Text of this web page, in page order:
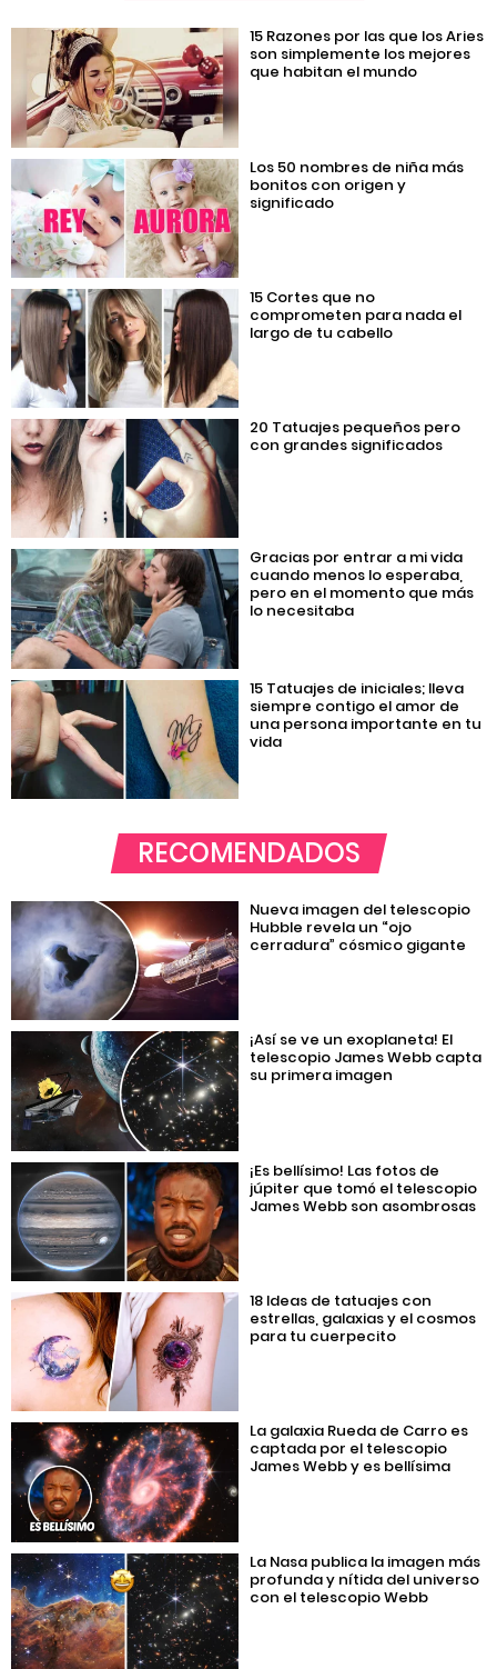
15 Razones por las que los Aries
son simplemente los mejores
que habitan el mundo
Los 50 nombres de niña más
bonitos con origen y
significado
15 Cortes que no
comprometen para nada el
largo de tu cabello
20 Tatuajes pequeños pero
con grandes significados
Gracias por entrar a mi vida
cuando menos lo esperaba,
pero en el momento que más
lo necesitaba
15 Tatuajes de iniciales; lleva
siempre contigo el amor de
una persona importante en tu
vida
RECOMENDADOS
Nueva imagen del telescopio
Hubble revela un “ojo
cerradura” cósmico gigante
¡Así se ve un exoplaneta! El
telescopio James Webb capta
su primera imagen
¡Es bellísimo! Las fotos de
júpiter que tomó el telescopio
James Webb son asombrosas
18 Ideas de tatuajes con
estrellas, galaxias y el cosmos
para tu cuerpecito
La galaxia Rueda de Carro es
captada por el telescopio
James Webb y es bellísima
La Nasa publica la imagen más
profunda y nítida del universo
con el telescopio Webb